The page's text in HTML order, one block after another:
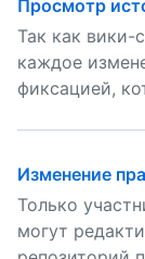
Просмотр
Так как вики-
каждое
фиксацией,
Изменение
Только
могут